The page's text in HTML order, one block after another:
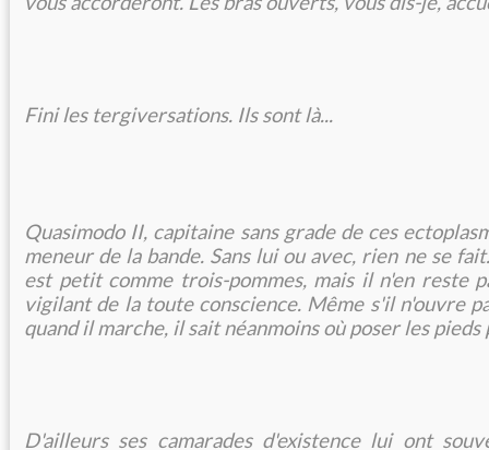
Fini les tergiversations. Ils sont là...
Quasimodo II, capitaine sans grade de ces
meneur de la bande. Sans lui ou avec, rien ne se
est petit comme trois-pommes, mais il n'en reste
vigilant de la toute conscience. Même s'il n'ouvre
quand il marche, il sait néanmoins où poser les
D'ailleurs ses camarades d'existence lui ont